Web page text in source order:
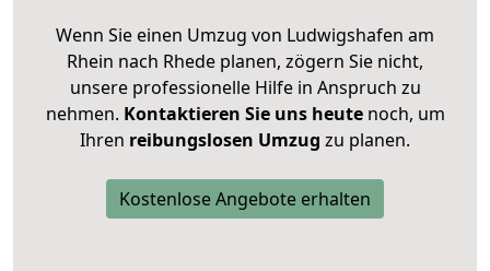
Wenn Sie einen Umzug von Ludwigshafen am
Rhein nach Rhede planen, zögern Sie nicht,
unsere professionelle Hilfe in Anspruch zu
nehmen. Kontaktieren Sie uns heutenoch, um
Ihren reibungslosen Umzug zu planen.
Kostenlose Angebote erhalten